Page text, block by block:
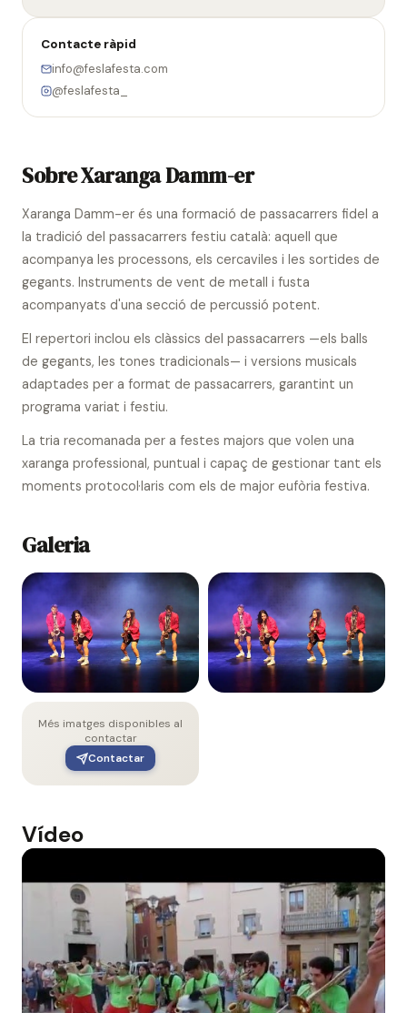
Sobre Xaranga Damm-er
Xaranga Damm-er és una formació de passacarrers fidel a
la tradició del passacarrers festiu català: aquell que
acompanya les processons, els cercaviles i les sortides de
gegants. Instruments de vent de metall i fusta
acompanyats d'una secció de percussió potent.
El repertori inclou els clàssics del passacarrers —els balls
de gegants, les tones tradicionals— i versions musicals
adaptades per a format de passacarrers, garantint un
programa variat i festiu.
La tria recomanada per a festes majors que volen una
xaranga professional, puntual i capaç de gestionar tant els
moments protocol·laris com els de major eufòria festiva.
Galeria
Més imatges disponibles al
contactar
Contactar
Vídeo
Contacte ràpid
info@feslafesta.com
@feslafesta_